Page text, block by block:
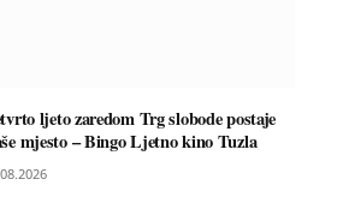
ljeto zaredom Trg slobode postaje
mjesto – Bingo Ljetno kino Tuzla